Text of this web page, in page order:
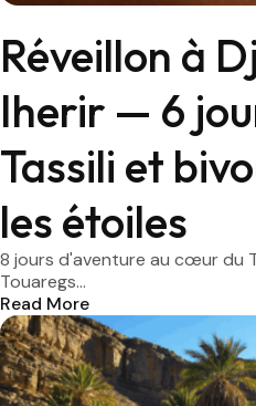
Réveillon à
Iherir — 6
Tassili et
les étoiles
8 jours d'aventure au cœur du
Touaregs...
Read More